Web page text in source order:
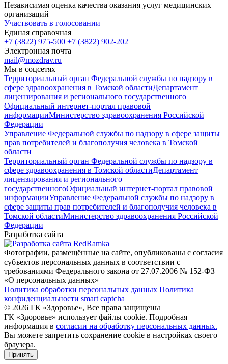
Независимая оценка качества оказания услуг медицинских
организаций
Участвовать в голосовании
Единая справочная
+7 (3822) 975-500 +7 (3822) 902-202
Электронная почта
mail@mozdrav.ru
Мы в соцсетях
Территориальный орган Федеральной службы по надзору в
сфере здравоохранения в Томской областиДепартамент
лицензирования и регионального государственного
Официальный интернет-портал правовой
информацииМинистерство здравоохранения Российской
Федерации
Управление Федеральной службы по надзору в сфере защиты
прав потребителей и благополучия человека в Томской
области
Территориальный орган Федеральной службы по надзору в
сфере здравоохранения в Томской областиДепартамент
лицензирования и регионального
государственногоОфициальный интернет-портал правовой
информацииУправление Федеральной службы по надзору в
сфере защиты прав потребителей и благополучия человека в
Томской областиМинистерство здравоохранения Российской
Федерации
Разработка сайта
Фотографии, размещённые на сайте, опубликованы с согласия
субъектов персональных данных в соответствии с
требованиями Федерального закона от 27.07.2006 № 152-ФЗ
«О персональных данных»
Политика обработки персональных данных Политика
конфиденциальности smart captcha
© 2026 ГК «Здоровье», Все права защищены
ГК «Здоровье» использует файлы cookie. Подробная
информация в согласии на обработку персональных данных.
Вы можете запретить сохранение cookie в настройках своего
браузера.
Принять